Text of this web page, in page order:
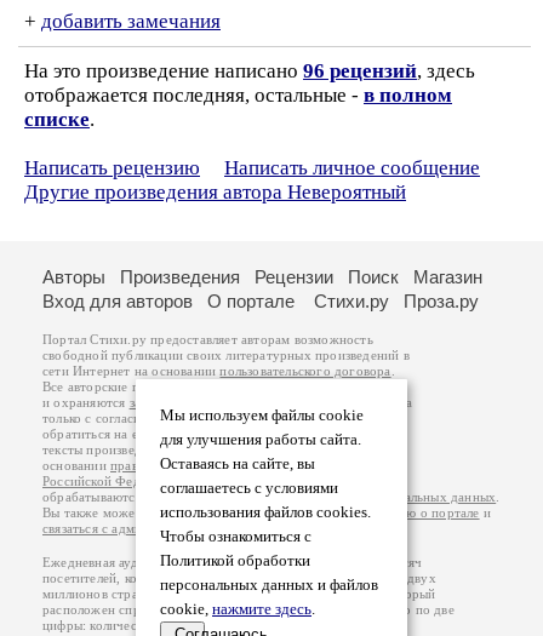
+ добавить замечания
На это произведение написано 96 рецензий, здесь
отображается последняя, остальные - в полном
списке.
Написать рецензию
Написать личное сообщение
Другие произведения автора Невероятный
Мы используем файлы cookie
для улучшения работы сайта.
Оставаясь на сайте, вы
соглашаетесь с условиями
использования файлов cookies.
Чтобы ознакомиться с
Политикой обработки
персональных данных и файлов
cookie, нажмите здесь.
Авторы Произведения Рецензии Поиск
Магазин
Вход для авторов
О портале Стихи.ру Проза.ру
Портал Стихи.ру предоставляет авторам возможность
свободной публикации своих литературных произведений в
сети Интернет на основаниипользовательского договора
Все авторские права на произведения принадлежат авторам
и охраняются законом
. Перепечатка произведений возможна
только с согласия его автора, к которому вы можете
обратиться на его авторской странице. Ответственность за
тексты произведений авторы несут самостоятельно на
основанииправил публикацииизаконодательства
Российской Федерации
обрабатываются на основанииПолитики обработки персональных данных
Вы также можете посмотреть более подробнуюинформацию о портале и
связаться с администрацией
Ежедневная аудитория портала Стихи.ру – порядка 200 тысяч
посетителей, которые в общей сумме просматривают более двух
миллионов страниц по данным счетчика посещаемости, который
расположен справа от этого текста. В каждой графе указано по две
цифры: количество просмотров и количество посетителей.